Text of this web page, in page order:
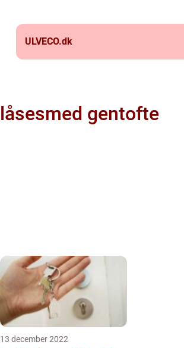
ULVECO.dk
låsesmed gentofte
13 december 2022